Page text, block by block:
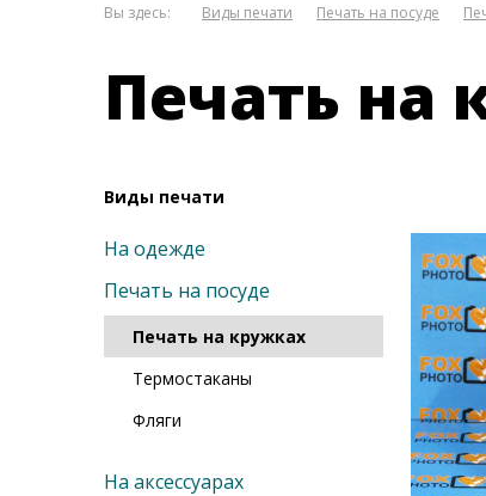
Вы здесь: Виды печати Печать на посуде
Печать на
Виды печати
На одежде
Печать на посуде
Печать на кружках
Термостаканы
Фляги
На аксессуарах